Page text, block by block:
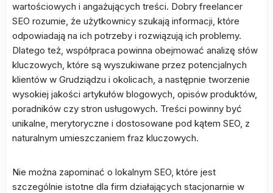
wartościowych i angażujących treści. Dobry freelancer
SEO rozumie, że użytkownicy szukają informacji, które
odpowiadają na ich potrzeby i rozwiązują ich problemy.
Dlatego też, współpraca powinna obejmować analizę słów
kluczowych, które są wyszukiwane przez potencjalnych
klientów w Grudziądzu i okolicach, a następnie tworzenie
wysokiej jakości artykułów blogowych, opisów produktów,
poradników czy stron usługowych. Treści powinny być
unikalne, merytoryczne i dostosowane pod kątem SEO, z
naturalnym umieszczaniem fraz kluczowych.
Nie można zapominać o lokalnym SEO, które jest
szczególnie istotne dla firm działających stacjonarnie w